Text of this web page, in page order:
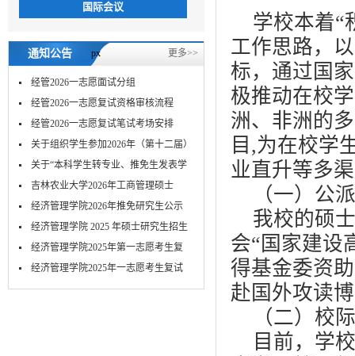
国际会议
px
通知公告 更多>>
经管2026一志愿面试分组
经管2026一志愿复试资格审核流程
经管2026一志愿复试笔试考场安排
关于组织学生参加2026年（第十二届）
MPA...
关于“本科学生转专业、推免生发表学
术...
吉林农业大学2026年工商管理硕士
（MBA）...
经济管理学院2026年推免研究生公示
经济管理学院 2025 年硕士研究生招生
考...
经济管理学院2025年第一志愿考生复
试-笔...
​经济管理学院2025年一志愿考生复试
面...
学校本着“
工作思路，
标，通过国
极推动在校
洲、非洲的
目,为在校学
业直升等多
（一）公
我校的硕
会“国家建设
得基金委资
赴国外攻读
（二）校
目前，学